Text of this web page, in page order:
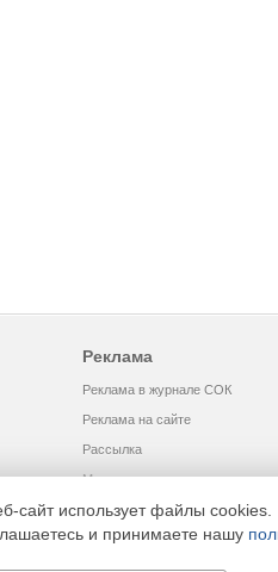
Реклама
Реклама в журнале СОК
Реклама на сайте
Рассылка
Медиакит
сайт использует файлы cookies.
и принимаете нашу